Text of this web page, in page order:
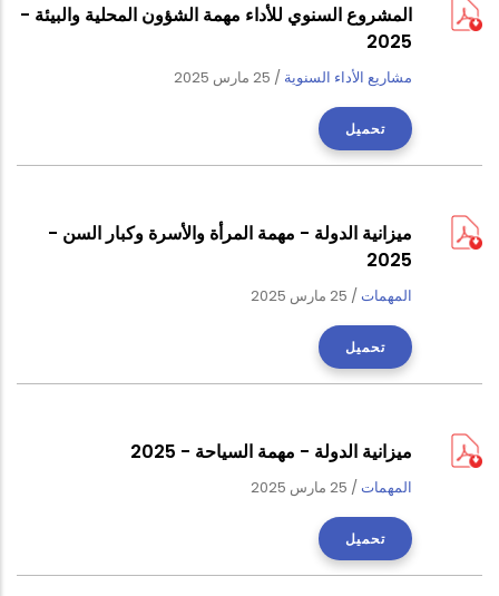
المشروع السنوي للأداء مهمة الشؤون المحلية والبيئة -
2025
مشاريع الأداء السنوية / 25 مارس 2025
تحميل
ميزانية الدولة - مهمة المرأة والأسرة وكبار السن -
2025
المهمات/ 25 مارس 2025
تحميل
ميزانية الدولة - مهمة السياحة - 2025
المهمات/ 25 مارس 2025
تحميل